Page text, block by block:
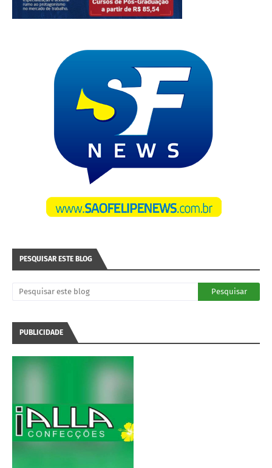
PESQUISAR ESTE BLOG
PUBLICIDADE